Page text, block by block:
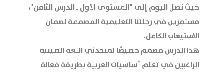
حيث نصل اليوم إلى "المستوى الأول ـ الدرس الثامن"،
مستمرين في رحلتنا التعليمية المصممة لضمان
الاستيعاب الكامل.
هذا الدرس مصمم خصيصًا لمتحدثي اللغة الصينية
الراغبين في تعلم أساسيات العربية بطريقة فعالة